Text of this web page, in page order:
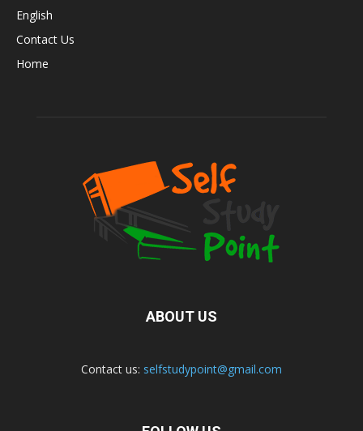
English
Contact Us
Home
ABOUT US
Contact us: selfstudypoint@gmail.com